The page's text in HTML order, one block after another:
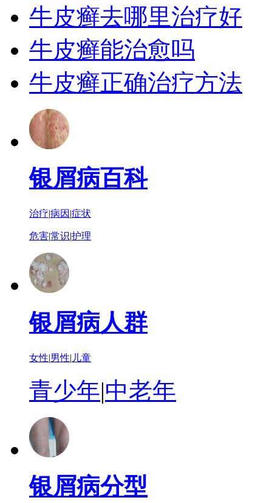
牛皮癣去哪里治疗好
牛皮癣能治愈吗
牛皮癣正确治疗方法
银屑病百科
治疗|病因 |症状
危害|常识|护理
银屑病人群
女性|男性| 儿童
青少年|中老年
银屑病分型